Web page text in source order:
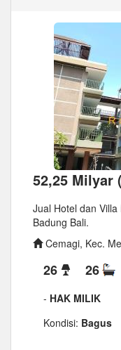
52,25 Milyar
Jual Hotel dan
Badung Bali.
Cemagi, Kec.
26 26
- HAK MILIK
Kondisi: Bagus